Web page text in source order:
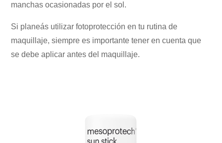
manchas ocasionadas por el sol.
Si planeás utilizar fotoprotección en tu rutina de
maquillaje, siempre es importante tener en cuenta que
se debe aplicar antes del maquillaje.